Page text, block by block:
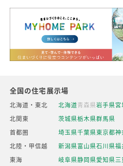
全国の住宅展示場
北海道・東北 北海道青森県岩手県
北関東
茨城県栃木県群馬県
首都圏
埼玉県千葉県東京都神
北陸・甲信越
新潟県富山県石川県福
東海
岐阜県静岡県愛知県